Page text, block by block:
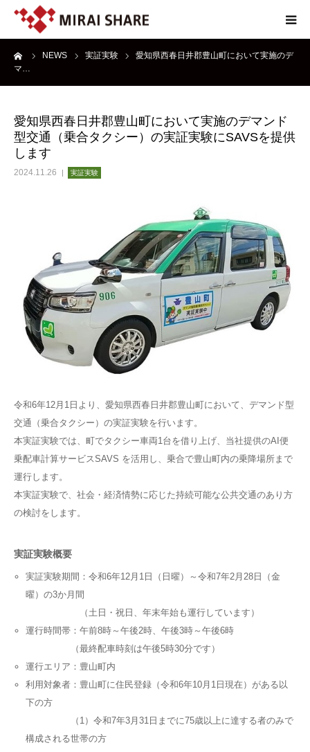
NEWS 実証実験
愛知県西春日井郡豊山町において実施のデ
マ…
愛知県西春日井郡豊山町において実施のデマンド
型交通（乗合タクシー）の実証実験にSAVSを提供
します
2024.11.26 実証実験
令和6年12月1日より、愛知県西春日井郡豊山町において、デマンド型
交通（乗合タクシー）の実証実験を行います。
本実証実験では、町でタクシー車両1台を借り上げ、当社提供のAI便
乗配車計算サービスSAVS を活用し、乗合で豊山町内の乗降場所まで
運行します。
本実証実験で、社会・経済情勢に応じた持続可能な公共交通のあり方
の検討をします。
実証実験概要
実証実験期間：令和6年12月1日（日曜）～令和7年2月28日（金
曜）の3か月間
（土日・祝日、年末年始も運行しています）
運行時間帯：午前8時～午後2時、午後3時～午後6時
（最終配車時刻は午後5時30分です）
運行エリア：豊山町内
利用対象者：豊山町に住民登録（令和6年10月1日現在）がある以
下の方
（1）令和7年3月31日までに75歳以上に達する者のみで
構成される世帯の方
NEWS
SERVICE
REPORT